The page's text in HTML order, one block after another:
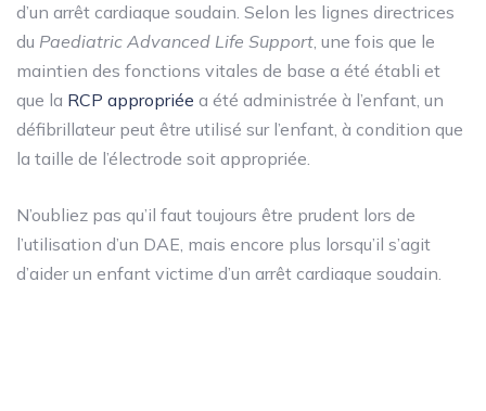
d’un arrêt cardiaque soudain. Selon les lignes directrices
du Paediatric Advanced Life Support, une fois que le
maintien des fonctions vitales de base a été établi et
que la RCP appropriée a été administrée à l’enfant, un
défibrillateur peut être utilisé sur l’enfant, à condition que
la taille de l’électrode soit appropriée.
N’oubliez pas qu’il faut toujours être prudent lors de
l’utilisation d’un DAE, mais encore plus lorsqu’il s’agit
d’aider un enfant victime d’un arrêt cardiaque soudain.